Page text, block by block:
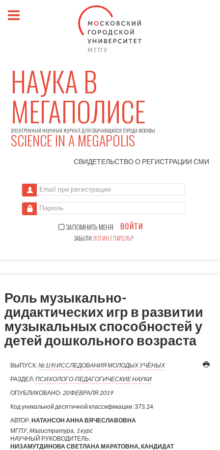
НАУКА В
МЕГАПОЛИСЕ
ЭЛЕКТРОННЫЙ НАУЧНЫЙ ЖУРНАЛ ДЛЯ ОБУЧАЮЩИХСЯ ГОРОДА МОСКВЫ
SCIENCE IN A MEGAPOLIS
СВИДЕТЕЛЬСТВО О РЕГИСТРАЦИИСМИ
Email при регистрации
Пароль
ЗАПОМНИТЬ МЕНЯ ВОЙТИ
ЗАБЫЛИ ЛОГИН/ПАРОЛЬ?
Роль музыкально-
дидактических игр в развитии
музыкальных способностей у
детей дошкольного возраста
ВЫПУСК:№1(9) ИССЛЕДОВАНИЯ МОЛОДЫХ УЧЁНЫХ
РАЗДЕЛ:ПСИХОЛОГО-ПЕДАГОГИЧЕСКИЕ НАУКИ
ОПУБЛИКОВАНО: 20 ФЕВРАЛЯ 2019
Код уникальной десятичной классификации: 373.24
АВТОР:НАТАНСОН АННА ВЯЧЕСЛАВОВНА
МГПУ, Магистратура, 1 курс
НАУЧНЫЙ РУКОВОДИТЕЛЬ:
НИЗАМУТДИНОВА СВЕТЛАНА МАРАТОВНА, КАНДИДАТ